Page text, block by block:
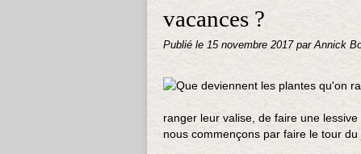
vacances ?
Publié le 15 novembre 2017 par Annick
ranger leur valise, de faire une
nous commençons par faire le tour